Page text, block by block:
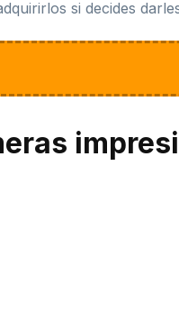
si decides